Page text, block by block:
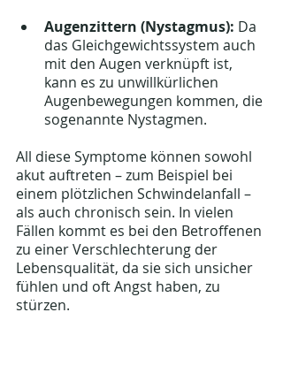
Augenzittern (Nystagmus): Da
das Gleichgewichtssystem auch
mit den Augen verknüpft ist,
kann es zu unwillkürlichen
Augenbewegungen kommen, die
sogenannte Nystagmen.
All diese Symptome können sowohl
akut auftreten – zum Beispiel bei
einem plötzlichen Schwindelanfall –
als auch chronisch sein. In vielen
Fällen kommt es bei den Betroffenen
zu einer Verschlechterung der
Lebensqualität, da sie sich unsicher
fühlen und oft Angst haben, zu
stürzen.